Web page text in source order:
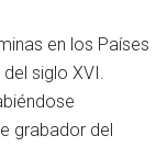
en los Países
siglo XVI.
grabador del